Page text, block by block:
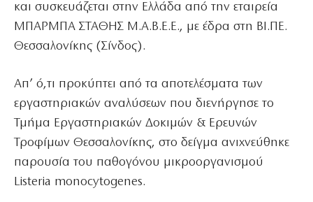
και συσκευάζεται στην Ελλάδα από την εταιρεία
ΜΠΑΡΜΠΑ ΣΤΑΘΗΣ Μ.Α.Β.Ε.Ε., με έδρα στη ΒΙ.ΠΕ.
Θεσσαλονίκης (Σίνδος).
Απ’ ό,τι προκύπτει από τα αποτελέσματα των
εργαστηριακών αναλύσεων που διενήργησε το
Τμήμα Εργαστηριακών Δοκιμών & Ερευνών
Τροφίμων Θεσσαλονίκης, στο δείγμα ανιχνεύθηκε
παρουσία του παθογόνου μικροοργανισμού
Listeria monocytogenes.